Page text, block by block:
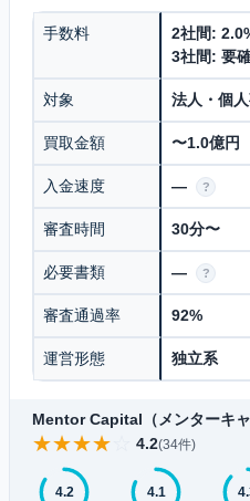
手数料
2社間:
3社間: 要
対象 法人・個
買取金額 〜1.0億円
入金速度 — ?
審査時間 30分〜
必要書類 — ?
審査通過率 92%
運営形態 独立系
Mentor Capital（メンターキ
★★★★ 4.2(34件)
4.2 4.1